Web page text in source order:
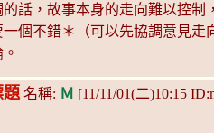
話，故事本身的走向難以控制
個不錯＊（可以先協調意見走
題 名稱: Ｍ [11/11/01(二)10:15